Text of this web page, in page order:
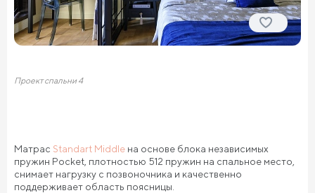
Проект спальни 4
Матрас Standart Middle на основе блока независимых
пружин Pocket, плотностью 512 пружин на спальное место,
снимает нагрузку с позвоночника и качественно
поддерживает область поясницы.